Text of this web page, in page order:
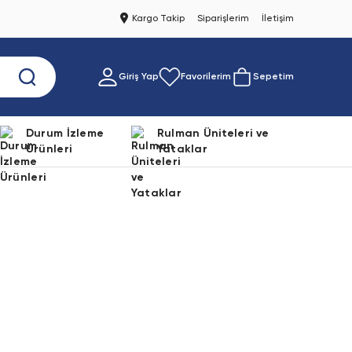
Kargo Takip Siparişlerim İletişim
Giriş Yap Favorilerim Sepetim
Durum İzleme
Ürünleri
Rulman Üniteleri ve
Yataklar